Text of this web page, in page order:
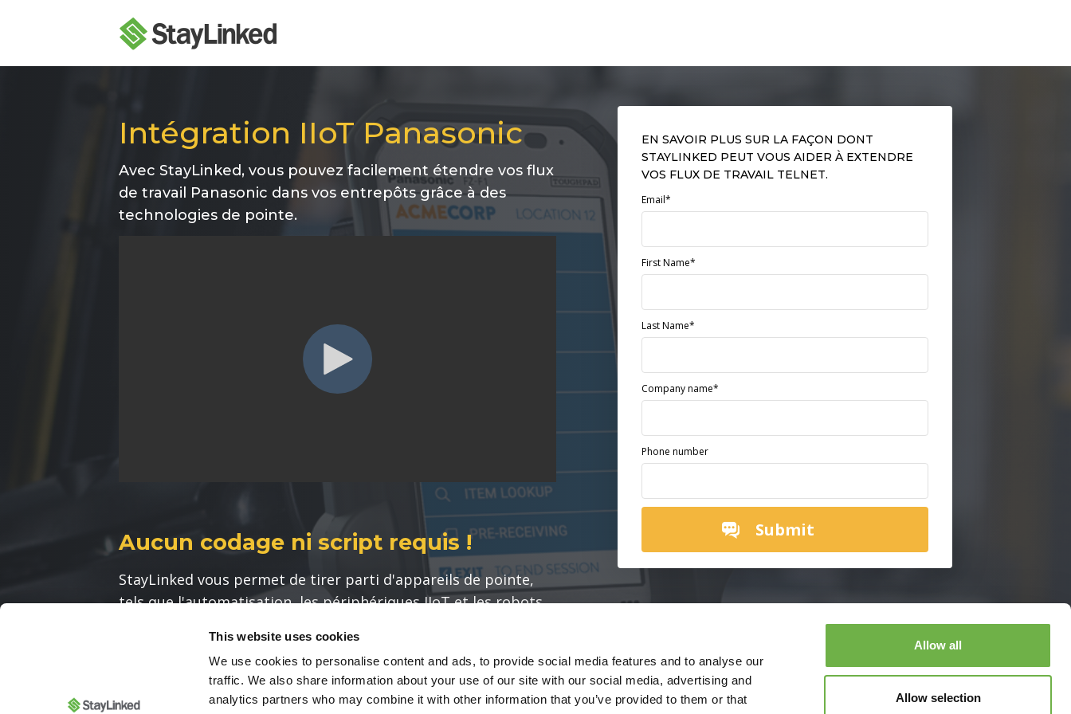
This website uses cookies
We use cookies to personalise content and ads, to provide social media features and to analyse our
traffic. We also share information about your use of our site with our social media, advertising and
analytics partners who may combine it with other information that you’ve provided to them or that
Allow all
Allow selection
Intégration IIoT Panasonic
Avec StayLinked, vous pouvez facilement étendre vos flux
de travail Panasonic dans vos entrepôts grâce à des
technologies de pointe.
Aucun codage ni script requis !
StayLinked vous permet de tirer parti d'appareils de pointe,
tels que l'automatisation, les périphériques IIoT et les robots
de rationaliser les flux de travail. Laissez-nous vous montrer
EN SAVOIR PLUS SUR LA FAÇON DONT
STAYLINKED PEUT VOUS AIDER À EXTENDRE
VOS FLUX DE TRAVAIL TELNET.
Email*
First Name*
Last Name*
Company name*
Phone number